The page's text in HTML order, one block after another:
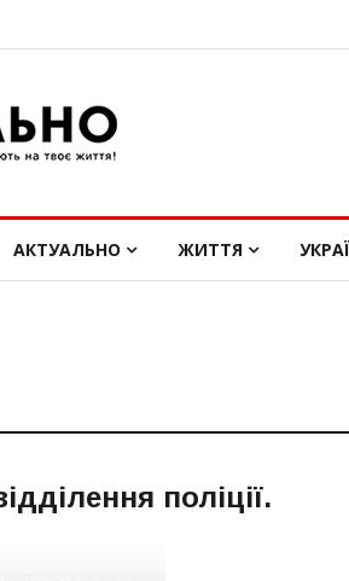
АКТУАЛЬНО ЖИТТЯ
поліції.